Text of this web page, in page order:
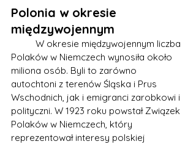
Polonia w okresie
międzywojennym
Polaków w Niemczech wynosiła około
miliona osób. Byli to zarówno
autochtoni z terenów Śląska i Prus
Wschodnich, jak i emigranci zarobkowi i
polityczni. W 1923 roku powstał Związek
Polaków w Niemczech, który
reprezentował interesy polskiej